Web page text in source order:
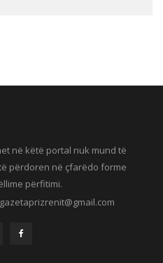
në këtë portal nuk mund të
përdoren në çfarëdo forme
përfitimi.